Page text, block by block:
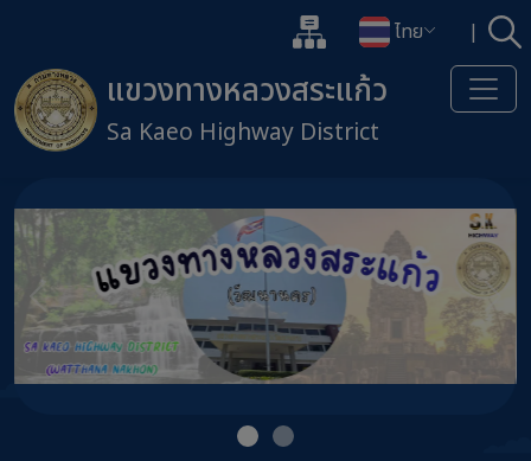
แผนผังเว็บไซต์
เปลี่ยนภาษา
ไทย | ค้
เปิดกล่องค้นหาข้อมูลหลักของเ
แขวงทางหลวงสระแก้ว
Sa Kaeo Highway District